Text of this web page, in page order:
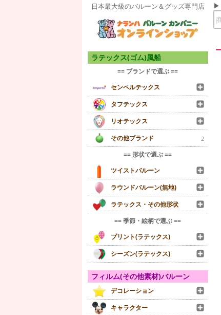
日本最大級のバルーン＆グッズ専門店
ラテックス(ゴム)風船
== ブランドで選ぶ ==
センペルテックス
タフテックス
リオテックス
その他ブランド
2
== 形状で選ぶ ==
ツイストバルーン
ラウンドバルーン(無地)
ラテックス・その他形状
== 季節・絵柄で選ぶ ==
プリント(ラテックス)
シーズン(ラテックス)
フィルム(その他素材)バルーン
デコレーション
キャラクター